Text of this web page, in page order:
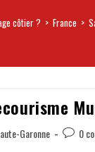
côtier ? > France >
Garonne 0